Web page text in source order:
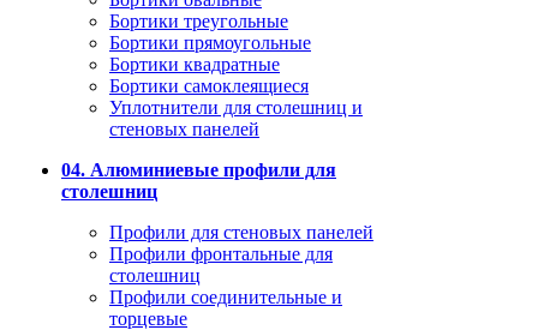
Бортики треугольные
Бортики прямоугольные
Бортики квадратные
Бортики самоклеящиеся
Уплотнители для столешниц и
стеновых панелей
04. Алюминиевые профили для
столешниц
Профили для стеновых панелей
Профили фронтальные для
столешниц
Профили соединительные и
торцевые